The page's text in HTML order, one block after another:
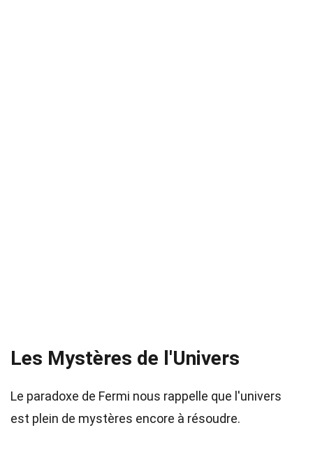
Les Mystères de l'Univers
Le paradoxe de Fermi nous rappelle que l'univers
est plein de mystères encore à résoudre.